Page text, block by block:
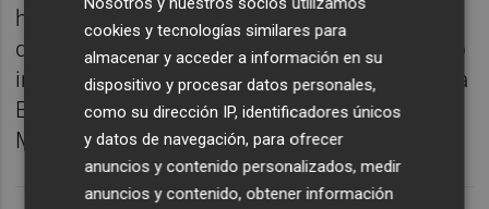
ha sido mucho más esperanzadora. El
delantero lleva 8 y 2 asistencias, se convirtió
indiscutible para Lolo Escobar y para Joseba
Etxeberria y es una opción interesante para
Miñambres, que lo conoce bien.
cookies y tecnologías similares para
almacenar y acceder a información en su
dispositivo y procesar datos personales,
como su dirección IP, identificadores únicos
y datos de navegación, para ofrecer
anuncios y contenido personalizados, medir
anuncios y contenido, obtener información